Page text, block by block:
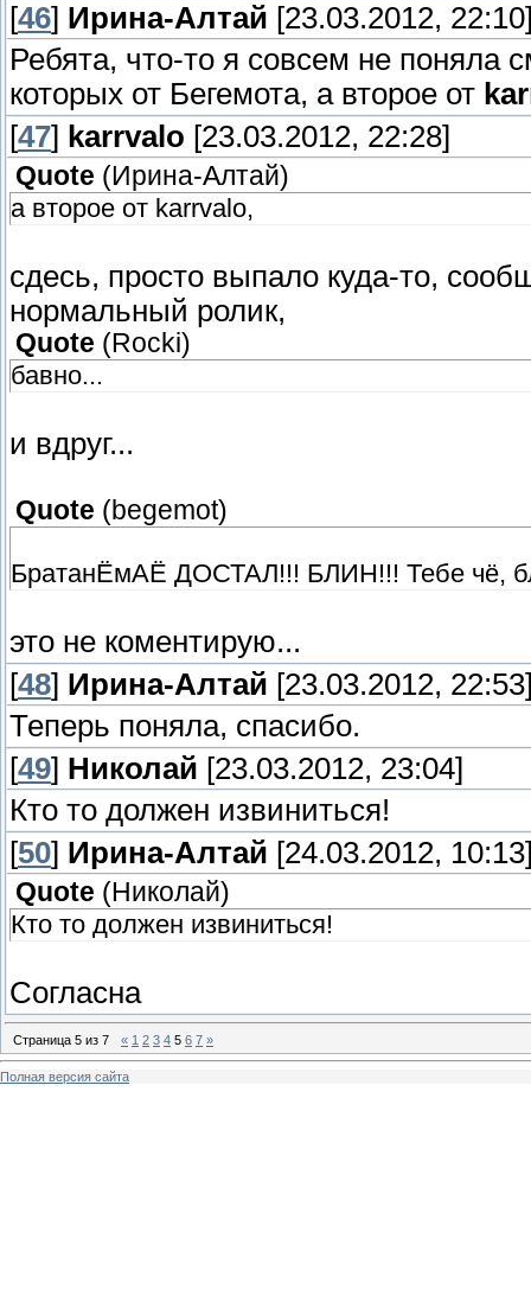
[46] Ирина-Алтай [23.03.2012,
Ребята, что-то я совсем не поняла
которых от Бегемота, а второе от
[47] karrvalo [23.03.2012, 22:28]
Quote (Ирина-Алтай)
а второе от karrvalo,
сдесь, просто выпало куда-то,
нормальный ролик,
Quote ( Rocki)
бавно...
и вдруг...
Quote (begemot)
БратанЁмАЁ ДОСТАЛ!!! БЛИН!!! Тебе чё,
это не коментирую...
[48] Ирина-Алтай [23.03.2012,
Теперь поняла, спасибо.
[49] Николай [23.03.2012, 23:04]
Кто то должен извиниться!
[50] Ирина-Алтай [24.03.2012,
Quote ( Николай)
Кто то должен извиниться!
Согласна
Страница 5 из 7 « 1 2 3 4 5 6 7 »
Полная версия сайта